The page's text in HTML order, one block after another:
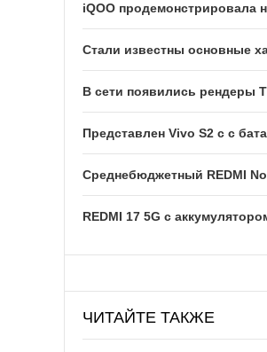
iQOO продемонстрировала
Стали известны основные
В сети появились рендеры
Представлен Vivo S2 с с
Среднебюджетный REDMI
REDMI 17 5G c
ЧИТАЙТЕ ТАКЖЕ